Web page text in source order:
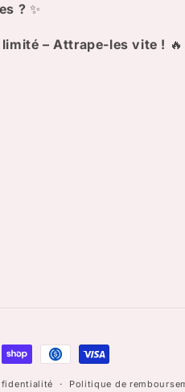
? ✨
– Attrape-les vite ! 🔥
Politique de